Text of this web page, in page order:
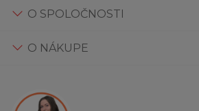
O SPOLOČNOSTI
O NÁKUPE